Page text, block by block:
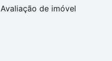
Avaliação de imóvel